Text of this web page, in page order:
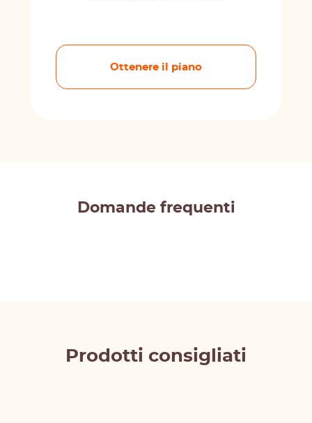
Ottenere il piano
Domande frequenti
Prodotti consigliati